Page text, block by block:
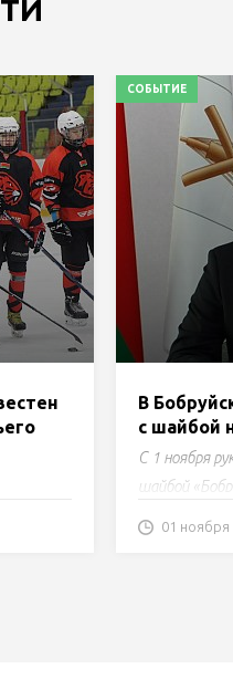
СОБЫТИЕ
В
с шайбой
С 1 ноября
шайбой
01 ноября